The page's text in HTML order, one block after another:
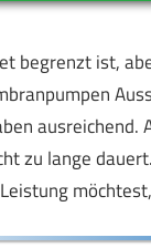
begrenzt ist,
ausreichend.
zu lange